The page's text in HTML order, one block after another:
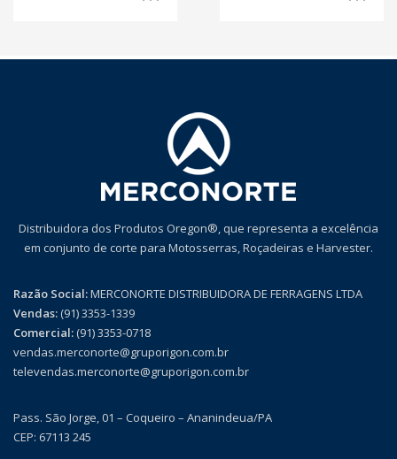
Distribuidora dos Produtos Oregon®, que representa a excelência
em conjunto de corte para Motosserras, Roçadeiras e Harvester.
Razão Social:MERCONORTE DISTRIBUIDORA DE FERRAGENS LTDA
Vendas:(91) 3353-1339
Comercial:(91) 3353-0718
vendas.merconorte@gruporigon.com.br
televendas.merconorte@gruporigon.com.br
Pass. São Jorge, 01 – Coqueiro – Ananindeua/PA
CEP: 67113 245